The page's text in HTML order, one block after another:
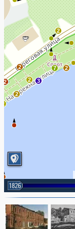
2
2
2
2
2
2
3
2
7
1826